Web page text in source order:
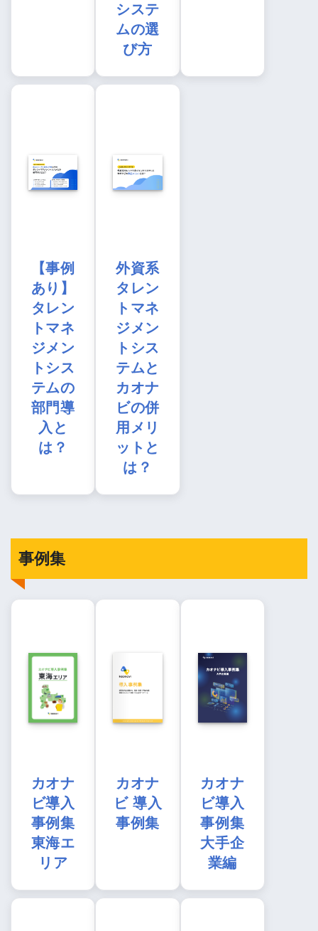
システ
ムの選
び方
【事例
あり】
タレン
トマネ
ジメン
トシス
テムの
部門導
入と
は？
外資系
タレン
トマネ
ジメン
トシス
テムと
カオナ
ビの併
用メリ
ットと
は？
事例集
カオナ
ビ導入
事例集
東海エ
リア
カオナ
ビ 導入
事例集
カオナ
ビ導入
事例集
大手企
業編